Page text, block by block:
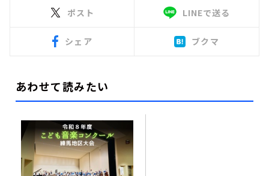
ポスト LINEで送る
シェア ブクマ
あわせて読みたい